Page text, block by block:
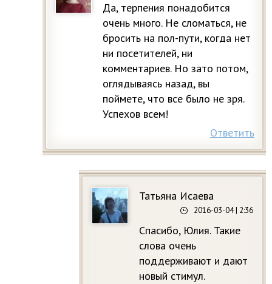
Да, терпения понадобится
очень много. Не сломаться, не
бросить на пол-пути, когда нет
ни посетителей, ни
комментариев. Но зато потом,
оглядываясь назад, вы
поймете, что все было не зря.
Успехов всем!
Ответить
Татьяна Исаева
2016-03-04| 2:36
Спасибо, Юлия. Такие
слова очень
поддерживают и дают
новый стимул.